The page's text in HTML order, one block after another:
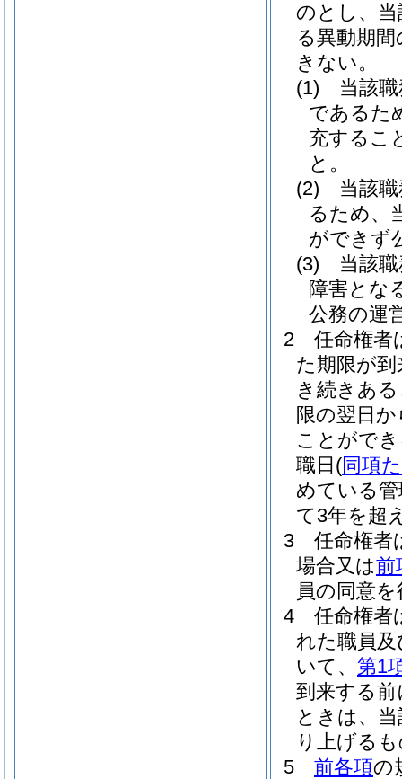
のとし、
る異動期
きない。
(1)
当該
であるた
充するこ
と。
(2)
当該
るため、
ができず
(3)
当該
障害とな
公務の運
2
任命権者
た期限が
き続きあ
限の翌日
ことがで
職日 (同項
めている
て3年を超
3
任命権者
場合又は前
員の同意
4
任命権者
れた職員及
いて、 第1
到来する前
ときは、
り上げる
5
前各項の